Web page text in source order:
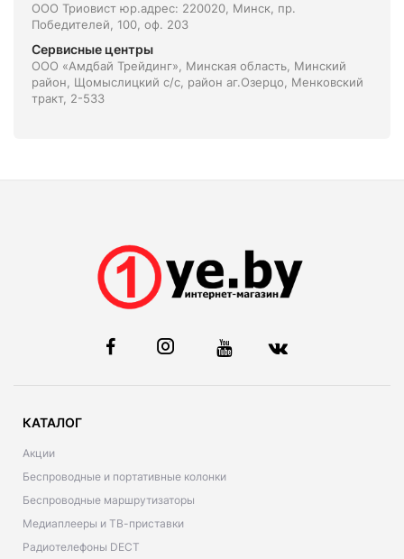
ООО Триовист юр.адрес: 220020, Минск, пр.
Победителей, 100, оф. 203
Сервисные центры
ООО «Амдбай Трейдинг», Минская область, Минский
район, Щомыслицкий с/с, район аг.Озерцо, Менковский
тракт, 2-533
КАТАЛОГ
Акции
Беспроводные и портативные колонки
Беспроводные маршрутизаторы
Медиаплееры и ТВ-приставки
Радиотелефоны DECT